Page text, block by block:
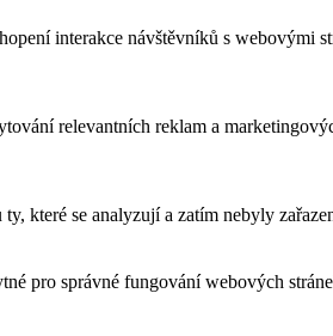
interakce návštěvníků s webovými
relevantních reklam a
které se analyzují a zatím nebyly
pro správné fungování webových